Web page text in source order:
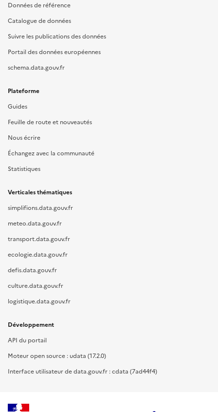
Données de référence
Catalogue de données
Suivre les publications des données
Portail des données européennes
schema.data.gouv.fr
Plateforme
Guides
Feuille de route et nouveautés
Nous écrire
Échangez avec la communauté
Statistiques
Verticales thématiques
simplifions.data.gouv.fr
meteo.data.gouv.fr
transport.data.gouv.fr
ecologie.data.gouv.fr
defis.data.gouv.fr
culture.data.gouv.fr
logistique.data.gouv.fr
Développement
API du portail
Moteur open source : udata (17.2.0)
Interface utilisateur de data.gouv.fr : cdata (7ad44f4)